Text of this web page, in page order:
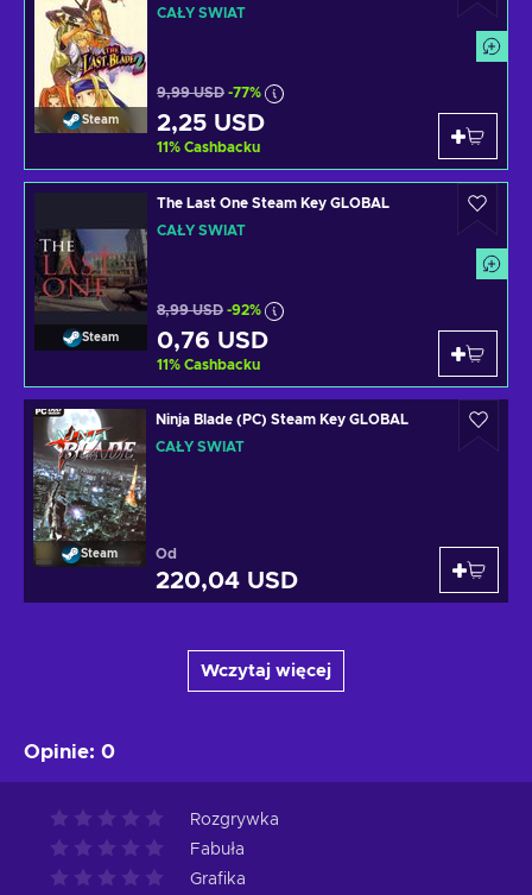
Steam
CAŁY ŚWIAT
9,99 USD -77%
2,25 USD
11% Cashbacku
Steam
The Last One Steam Key GLOBAL
CAŁY ŚWIAT
8,99 USD -92%
0,76 USD
11% Cashbacku
Steam
Ninja Blade (PC) Steam Key GLOBAL
CAŁY ŚWIAT
Od
220,04 USD
Wczytaj więcej
Opinie: 0
Rozgrywka
Fabuła
Grafika